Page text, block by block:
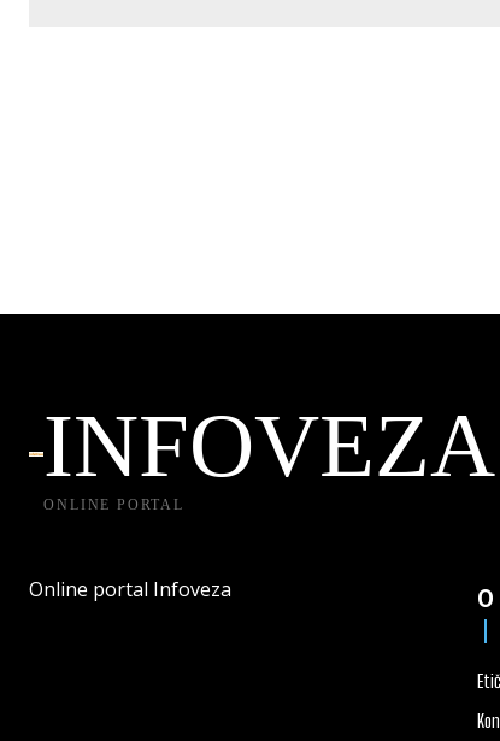
INFOVEZA
ONLINE PORTAL
Online portal Infoveza